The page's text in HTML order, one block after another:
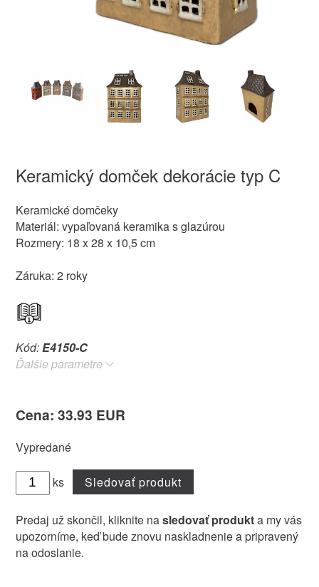
Keramický domček dekorácie typ C
Keramické domčeky
Materiál: vypaľovaná keramika s glazúrou
Rozmery: 18 x 28 x 10,5 cm
Záruka: 2 roky
Kód:E4150-C
Ďalšie parametre
Cena: 33.93 EUR
Vypredané
ks Sledovať produkt
Predaj už skončil, kliknite nasledovať produkta my vás
upozorníme, keď bude znovu naskladnenie a pripravený
na odoslanie.